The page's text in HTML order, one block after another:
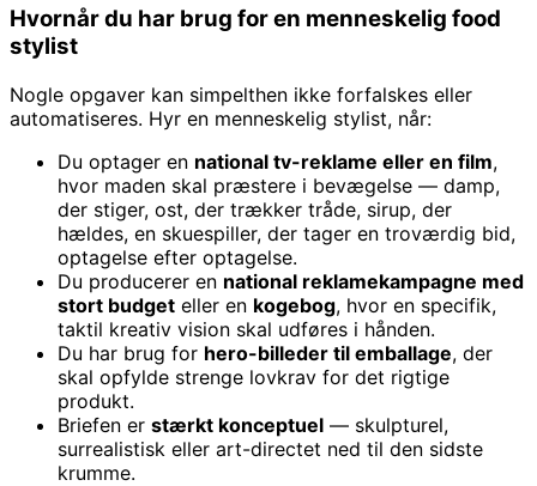
Hvornår du har brug for en menneskelig food
stylist
Nogle opgaver kan simpelthen ikke forfalskes eller
automatiseres. Hyr en menneskelig stylist, når:
Du optager en national tv-reklame eller en film,
hvor maden skal præstere i bevægelse — damp,
der stiger, ost, der trækker tråde, sirup, der
hældes, en skuespiller, der tager en troværdig bid,
optagelse efter optagelse.
Du producerer en national reklamekampagne med
stort budget eller en kogebog, hvor en specifik,
taktil kreativ vision skal udføres i hånden.
Du har brug for hero-billeder til emballage, der
skal opfylde strenge lovkrav for det rigtige
produkt.
Briefen er stærkt konceptuel — skulpturel,
surrealistisk eller art-directet ned til den sidste
krumme.